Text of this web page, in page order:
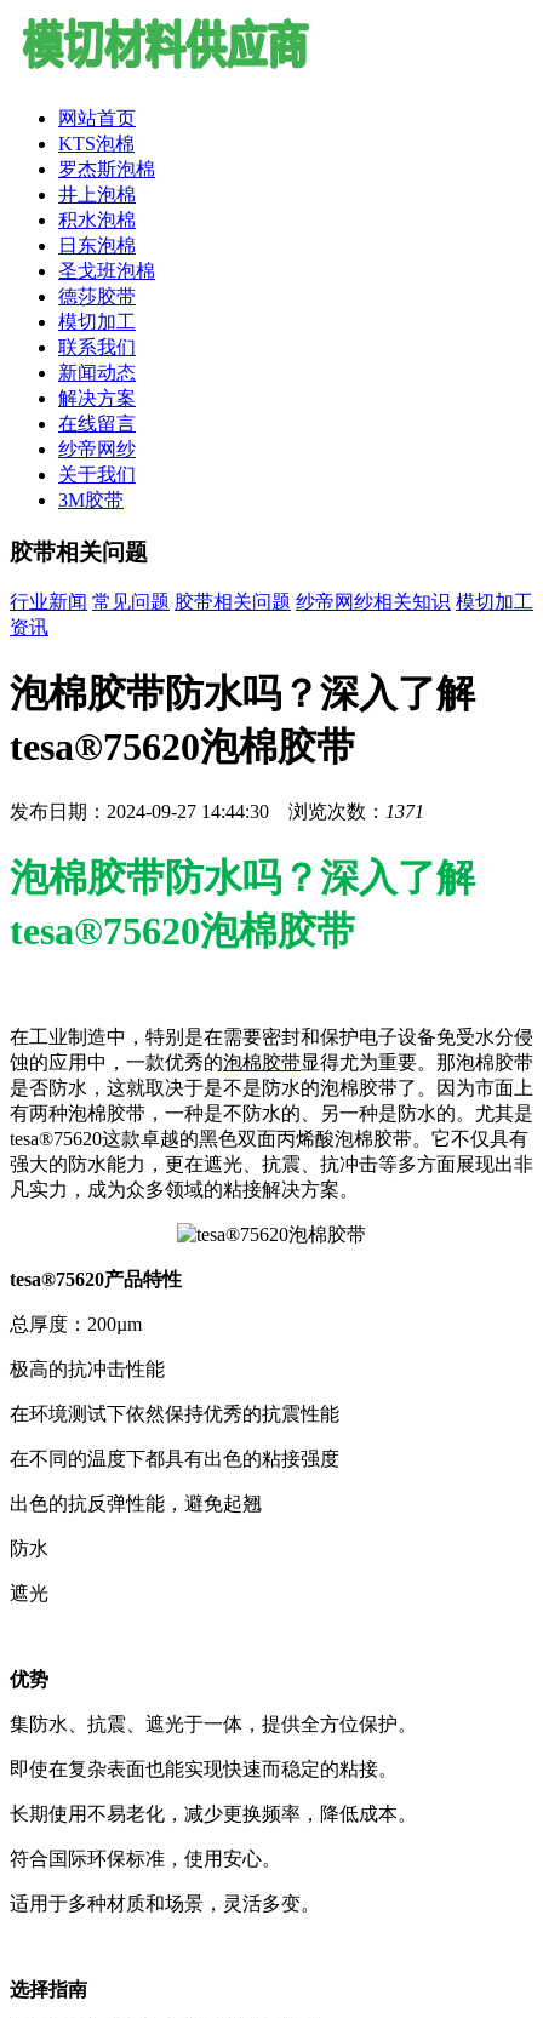
网站首页
KTS泡棉
罗杰斯泡棉
井上泡棉
积水泡棉
日东泡棉
圣戈班泡棉
德莎胶带
模切加工
联系我们
新闻动态
解决方案
在线留言
纱帝网纱
关于我们
3M胶带
胶带相关问题
行业新闻 常见问题 胶带相关问题 纱帝网纱相关知识 模切加工
资讯
泡棉胶带防水吗？深入了解
tesa®75620泡棉胶带
发布日期：2024-09-27 14:44:30 浏览次数： 1371
泡棉胶带防水吗？深入了解
tesa®75620泡棉胶带
在工业制造中，特别是在需要密封和保护电子设备免受水分侵
蚀的应用中，一款优秀的泡棉胶带显得尤为重要。那泡棉胶带
是否防水，这就取决于是不是防水的泡棉胶带了。因为市面上
有两种泡棉胶带，一种是不防水的、另一种是防水的。尤其是
tesa®75620这款卓越的黑色双面丙烯酸泡棉胶带。它不仅具有
强大的防水能力，更在遮光、抗震、抗冲击等多方面展现出非
凡实力，成为众多领域的粘接解决方案。
tesa®75620产品特性
总厚度：200µm
极高的抗冲击性能
在环境测试下依然保持优秀的抗震性能
在不同的温度下都具有出色的粘接强度
出色的抗反弹性能，避免起翘
防水
遮光
优势
集防水、抗震、遮光于一体，提供全方位保护。
即使在复杂表面也能实现快速而稳定的粘接。
长期使用不易老化，减少更换频率，降低成本。
符合国际环保标准，使用安心。
适用于多种材质和场景，灵活多变。
选择指南